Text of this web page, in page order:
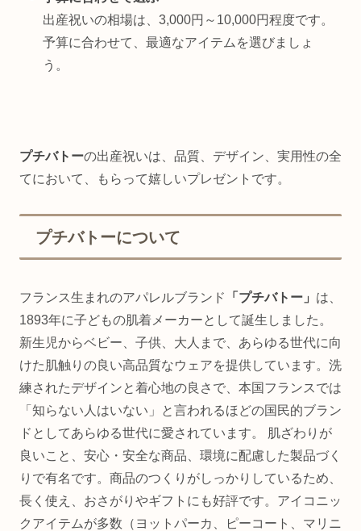
出産祝いの相場は、3,000円～10,000円程度です。
予算に合わせて、最適なアイテムを選びましょ
う。
プチバトーの出産祝いは、品質、デザイン、実用性の全
てにおいて、もらって嬉しいプレゼントです。
プチバトーについて
フランス生まれのアパレルブランド 「プチバトー」 は、
1893年に子どもの肌着メーカーとして誕生しました。
新生児からベビー、子供、大人まで、あらゆる世代に向
けた肌触りの良い高品質なウェアを提供しています。洗
練されたデザインと着心地の良さで、本国フランスでは
「知らない人はいない」と言われるほどの国民的ブラン
ドとしてあらゆる世代に愛されています。 肌ざわりが
良いこと、安心・安全な商品、環境に配慮した製品づく
りで有名です。商品のつくりがしっかりしているため、
長く使え、おさがりやギフトにも好評です。アイコニッ
クアイテムが多数（ヨットパーカ、ピーコート、マリニ